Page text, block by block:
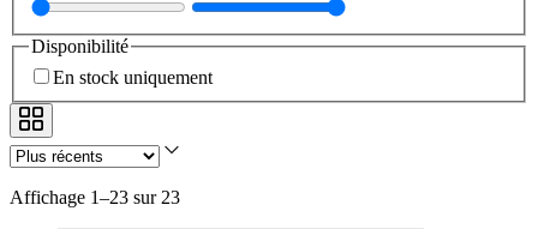
Disponibilité
En stock uniquement
Affichage 1–23 sur 23